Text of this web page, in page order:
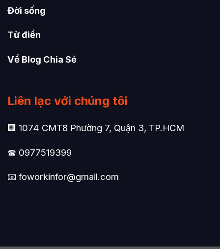
Đời sống
Từ điển
Về Blog Chia Sẻ
Liên lạc với chúng tôi
🏢 1074 CMT8 Phường 7, Quận 3, TP.HCM
☎ 0977519399
📧 foworkinfor@gmail.com